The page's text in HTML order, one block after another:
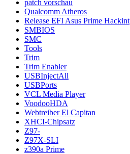
patch vorschau
Qualcomm Atheros
Release EFI Asus Prime Hackint
SMBIOS
SMC
Tools
Trim
Trim Enabler
USBInjectAll
USBPorts
VCL Media Player
VoodooHDA
Webtreiber El Capitan
XHCI-Chipsatz
Z97-
Z97X-SLI
z390a Prime